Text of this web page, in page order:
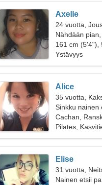
Axelle
24 vuotta,
Nähdään
161 cm (5'4"),
Ystävyys
Alice
35 vuotta,
Sinkku nainen
Cachan,
Pilates,
Elise
31 vuotta,
Nainen etsii